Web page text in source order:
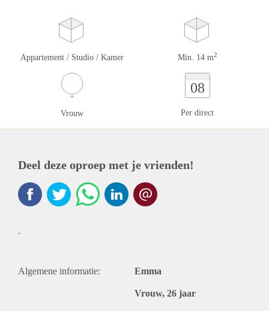
Appartement / Studio / Kamer Min. 14 m2
Vrouw
08
Per direct
Deel deze oproep met je vrienden!
.
Algemene informatie: Emma
Vrouw, 26 jaar